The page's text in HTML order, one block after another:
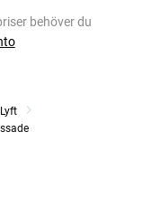
behöver du
Lyft